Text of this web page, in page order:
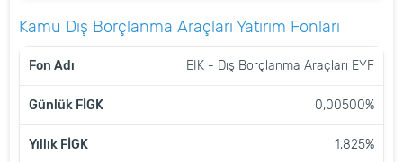
Kamu Dış Borçlanma Araçları Yatırım Fonları
FON
GÜNLÜK
YILLIK
EIK - Dış Borçlanma Araçları EYF
0,00500%
1,825%